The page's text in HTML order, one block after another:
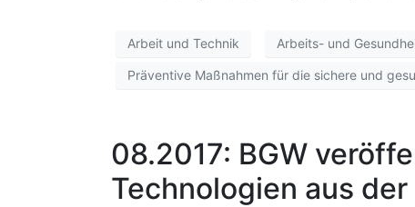
Arbeit und Technik Arbeits- und
Präventive Maßnahmen für die sichere und
08.2017: BGW
Technologien aus